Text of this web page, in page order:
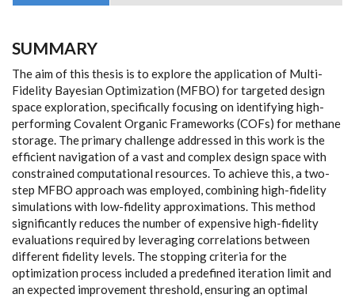
SUMMARY
The aim of this thesis is to explore the application of Multi-
Fidelity Bayesian Optimization (MFBO) for targeted design
space exploration, specifically focusing on identifying high-
performing Covalent Organic Frameworks (COFs) for methane
storage. The primary challenge addressed in this work is the
efficient navigation of a vast and complex design space with
constrained computational resources. To achieve this, a two-
step MFBO approach was employed, combining high-fidelity
simulations with low-fidelity approximations. This method
significantly reduces the number of expensive high-fidelity
evaluations required by leveraging correlations between
different fidelity levels. The stopping criteria for the
optimization process included a predefined iteration limit and
an expected improvement threshold, ensuring an optimal